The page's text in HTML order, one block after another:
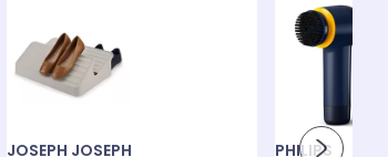
JOSEPH JOSEPH PHILIPS